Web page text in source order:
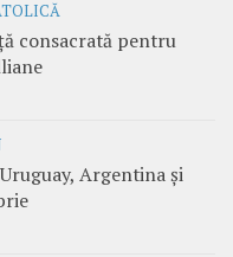
consacrată pentru
Argentina și